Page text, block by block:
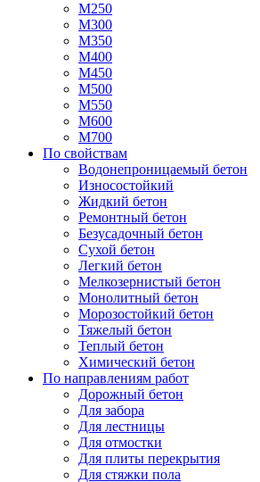
М250
М300
М350
М400
М450
М500
М550
М600
М700
По свойствам
Водонепроницаемый бетон
Износостойкий
Жидкий бетон
Ремонтный бетон
Безусадочный бетон
Сухой бетон
Легкий бетон
Мелкозернистый бетон
Монолитный бетон
Морозостойкий бетон
Тяжелый бетон
Теплый бетон
Химический бетон
По направлениям работ
Дорожный бетон
Для забора
Для лестницы
Для отмостки
Для плиты перекрытия
Для стяжки пола